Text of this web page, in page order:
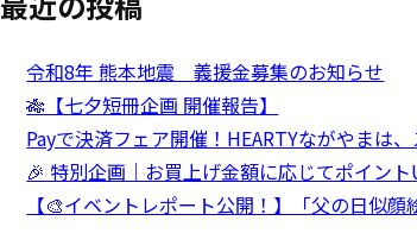
令和8年 熊本地震 義援金募集のお知らせ
🎋【七夕短冊企画 開催報告】
Payで決済フェア開催！HEARTYながやまは
🎉 特別企画｜お買上げ金額に応じてポイン
【🎨イベントレポート公開！】「父の日似